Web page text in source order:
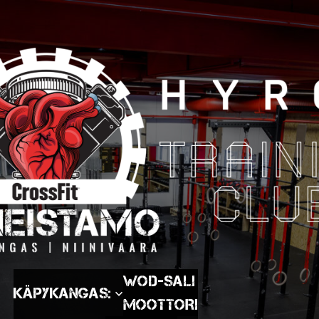
Käpykangas:
WOD-SALI
MOOTTORI